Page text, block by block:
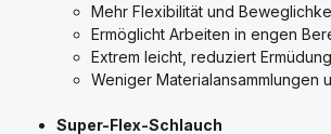
Mehr Flexibilität und
Ermöglicht Arbeiten in engen
Extrem leicht, reduziert Ermüdung
Weniger Materialansammlungen
Super-Flex-Schlauch